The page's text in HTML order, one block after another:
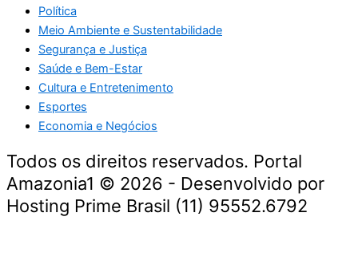
Política
Meio Ambiente e Sustentabilidade
Segurança e Justiça
Saúde e Bem-Estar
Cultura e Entretenimento
Esportes
Economia e Negócios
Todos os direitos reservados. Portal
Amazonia1 © 2026 - Desenvolvido por
Hosting Prime Brasil (11) 95552.6792